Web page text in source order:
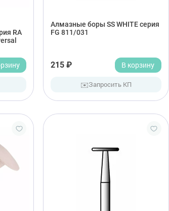
RA
Алмазные боры SS WHITE серия
FG 811/031
215 ₽ В корзину
✉️Запросить КП